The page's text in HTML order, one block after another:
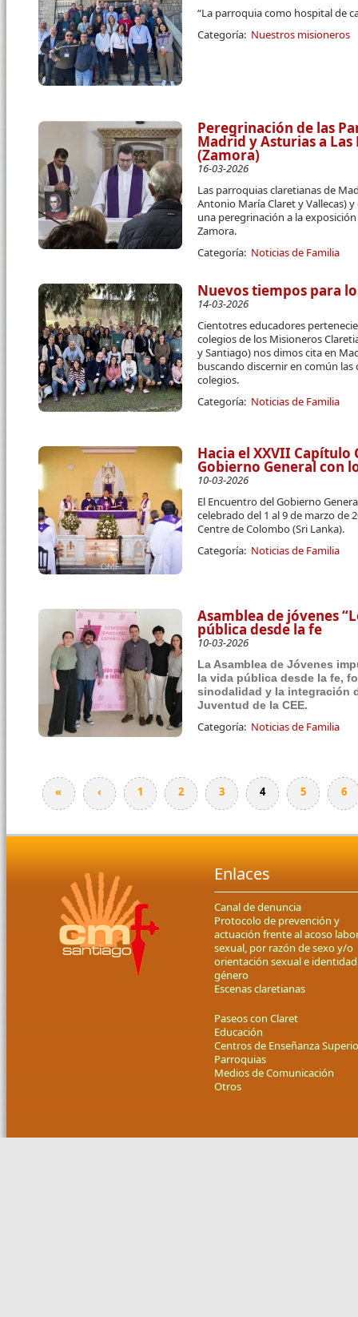
“La parroquia como hospital de
Categoría: Nuestros misioneros
Peregrinación de las
Madrid y Asturias a
(Zamora)
16-03-2026
Las parroquias claretianas de
Antonio María Claret y Vallecas)
una peregrinación a la
Zamora.
Categoría: Noticias de Familia
Nuevos tiempos para
14-03-2026
Cientotres educadores
colegios de los Misioneros
y Santiago) nos dimos cita en
buscando discernir en común
colegios.
Categoría: Noticias de Familia
Hacia el XXVII
Gobierno General con
10-03-2026
El Encuentro del Gobierno
celebrado del 1 al 9 de marzo de
Centre de Colombo (Sri Lanka).
Categoría: Noticias de Familia
Asamblea de jóvenes
pública desde la fe
10-03-2026
La Asamblea de Jóvenes
la vida pública desde la fe,
sinodalidad y la integración
Juventud de la CEE.
Categoría: Noticias de Familia
Páginas
« ‹ 1 2 3 4 5 6
Enlaces
Canal de denuncia
Protocolo de prevención y
actuación frente al acoso
sexual, por razón de sexo y/o
orientación sexual e
género
Escenas claretianas
Paseos con Claret
Educación
Centros de Enseñanza
Parroquias
Medios de Comunicación
Otros